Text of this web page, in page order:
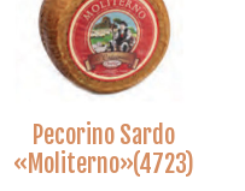
Pecorino Sardo
«Moliterno»(4723)